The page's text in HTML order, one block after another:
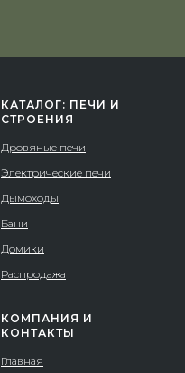
КАТАЛОГ: ПЕЧИ И
СТРОЕНИЯ
Дровяные печи
Электрические печи
Дымоходы
Бани
Домики
Распродажа
КОМПАНИЯ И
КОНТАКТЫ
Главная